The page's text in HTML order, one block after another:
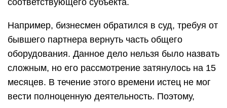
соответствующего субъекта.
Например, бизнесмен обратился в суд, требуя от
бывшего партнера вернуть часть общего
оборудования. Данное дело нельзя было назвать
сложным, но его рассмотрение затянулось на 15
месяцев. В течение этого времени истец не мог
вести полноценную деятельность. Поэтому,